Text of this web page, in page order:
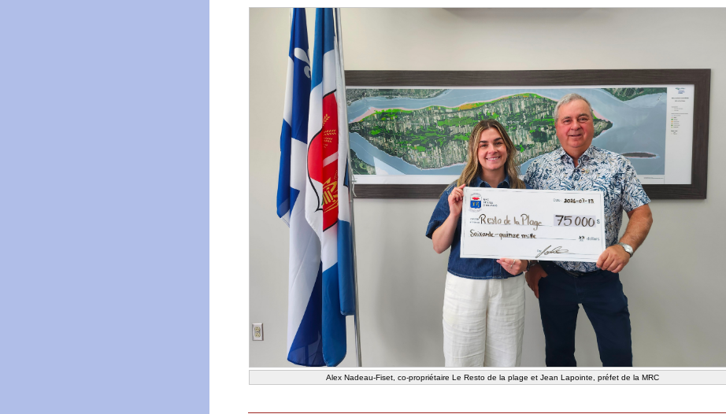
Alex Nadeau-Fiset, co-propriétaire Le Resto de la plage et Jean Lapointe, préfet de la MRC